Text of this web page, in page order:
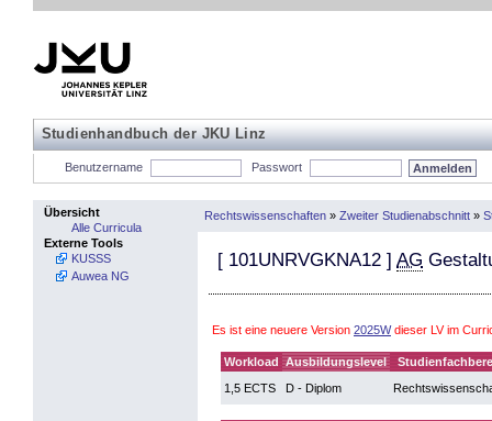
Studienhandbuch der JKU Linz
Benutzername Passwort
Übersicht
Alle Curricula
Externe Tools
KUSSS
Auwea NG
Rechtswissenschaften » Zweiter Studienabschnitt »
[ 101UNRVGKNA12 ] AG
Es ist eine neuere Version 2025Wdieser LV im
Workload Ausbildungslevel
1,5 ECTS
D - Diplom